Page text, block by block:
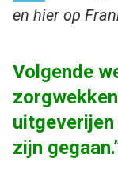
en hier op
Volgende
zijn